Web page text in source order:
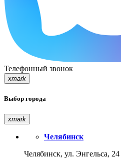
Телефонный звонок
xmark
Выбор города
xmark
Челябинск
Челябинск, ул. Энгельса, 24